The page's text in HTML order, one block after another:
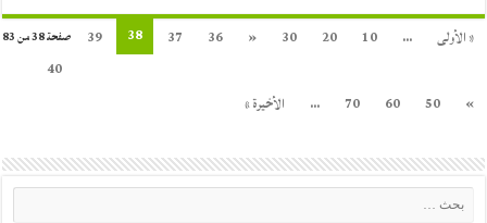
صفحة 38 من 83 « الأولى ...
10
20
30
«
36
37
38
39
40
»
50
60
70
... الأخيرة »